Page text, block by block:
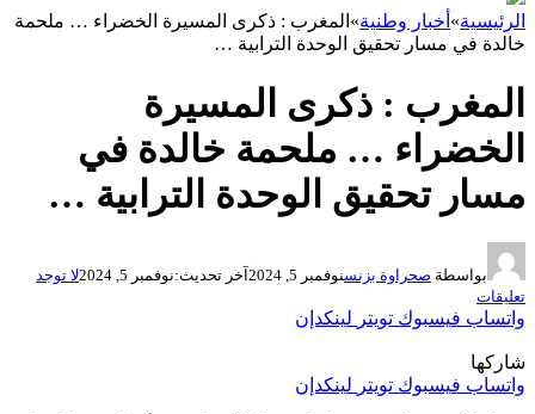
الرئيسية» أخبار وطنية» المغرب : ذكرى المسيرة الخضراء … ملحمة
خالدة في مسار تحقيق الوحدة الترابية …
المغرب : ذكرى المسيرة
الخضراء … ملحمة خالدة في
مسار تحقيق الوحدة الترابية …
بواسطة صحراوة بزنسنوفمبر 5, 2024 آخر تحديث:نوفمبر 5, 2024
لا توجد
تعليقات
واتساب فيسبوك تويتر لينكدإن
شاركها
واتساب فيسبوك تويتر لينكدإن